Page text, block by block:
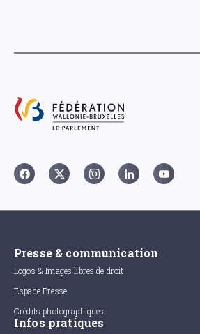
Presse & communication
Logos & Images libres de droit
Espace Presse
Crédits photographiques
Infos pratiques